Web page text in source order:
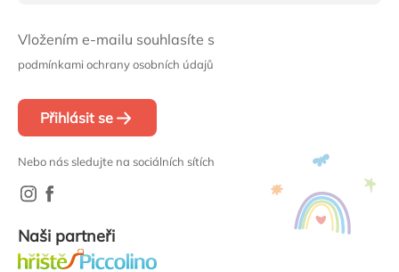
Vložením e-mailu souhlasíte s
podmínkami ochrany osobních údajů
Přihlásit se
Nebo nás sledujte na sociálních sítích
Naši partneři